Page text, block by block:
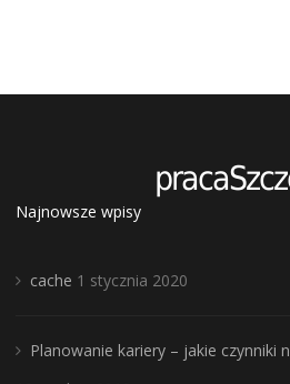
Najnowsze wpisy
cache 1 stycznia 2020
Planowanie kariery – jakie czynniki